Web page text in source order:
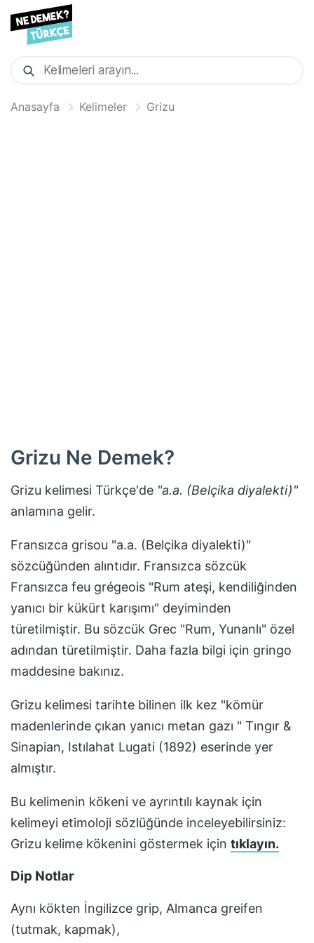
Anasayfa Kelimeler Grizu
Grizu Ne Demek?
Grizu kelimesi Türkçe'de "a.a. (Belçika diyalekti)"
anlamına gelir.
Fransızca grisou "a.a. (Belçika diyalekti)"
sözcüğünden alıntıdır. Fransızca sözcük
Fransızca feu grégeois "Rum ateşi, kendiliğinden
yanıcı bir kükürt karışımı" deyiminden
türetilmiştir. Bu sözcük Grec "Rum, Yunanlı" özel
adından türetilmiştir. Daha fazla bilgi için gringo
maddesine bakınız.
Grizu kelimesi tarihte bilinen ilk kez "kömür
madenlerinde çıkan yanıcı metan gazı " Tıngır &
Sinapian, Istılahat Lugati (1892) eserinde yer
almıştır.
Bu kelimenin kökeni ve ayrıntılı kaynak için
kelimeyi etimoloji sözlüğünde inceleyebilirsiniz:
Grizu kelime kökenini göstermek için tıklayın.
Dip Notlar
Aynı kökten İngilizce grip, Almanca greifen
(tutmak, kapmak),